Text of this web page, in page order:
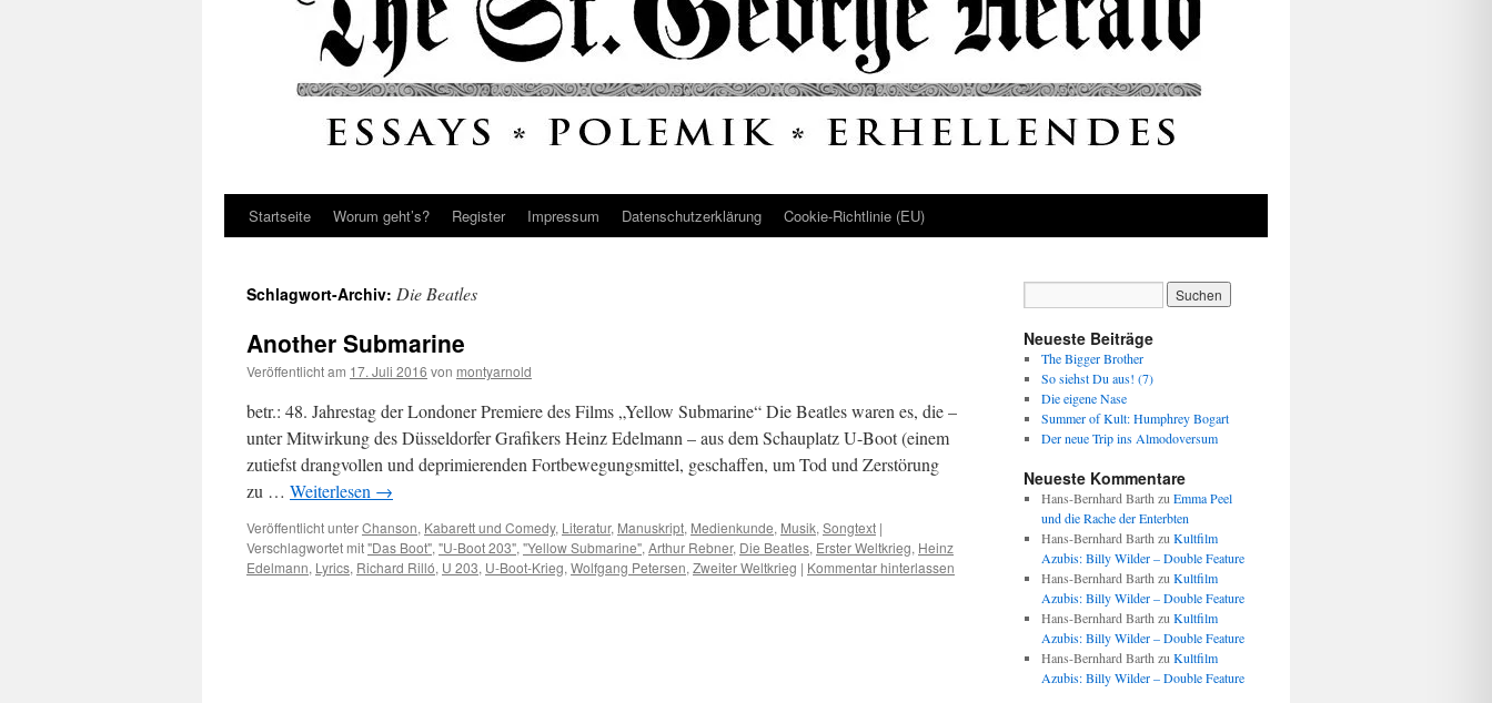
Startseite Worum geht’s? Register Impressum Datenschutz­erklärung Cookie-Richtlinie (EU)
Schlagwort-Archiv: Die Beatles
Another Submarine
Veröffentlicht am 17. Juli 2016 von montyarnold
betr.: 48. Jahrestag der Londoner Premiere des Films „Yellow Submarine“ Die Beatles waren es, die –
unter Mitwirkung des Düsseldorfer Grafikers Heinz Edelmann – aus dem Schauplatz U-Boot (einem
zutiefst drangvollen und deprimierenden Fortbewegungsmittel, geschaffen, um Tod und Zerstörung
zu … Weiterlesen →
Veröffentlicht unterChanson, Kabarett und Comedy, Literatur, Manuskript, Medienkunde, Musik, Songtext |
Verschlagwortet mit"Das Boot", "U-Boot 203", "Yellow Submarine", Arthur Rebner, Die Beatles, Erster Weltkrieg, Heinz
Edelmann, Lyrics, Richard Rilló, U 203, U-Boot-Krieg, Wolfgang Petersen, Zweiter Weltkrieg | Kommentar hinterlassen
Neueste Beiträge
The Bigger Brother
So siehst Du aus! (7)
Die eigene Nase
Summer of Kult: Humphrey Bogart
Der neue Trip ins Almodoversum
Neueste Kommentare
Hans-Bernhard Barth zu Emma Peel
und die Rache der Enterbten
Hans-Bernhard Barth zu Kultfilm
Azubis: Billy Wilder – Double Feature
Hans-Bernhard Barth zu Kultfilm
Azubis: Billy Wilder – Double Feature
Hans-Bernhard Barth zu Kultfilm
Azubis: Billy Wilder – Double Feature
Hans-Bernhard Barth zu Kultfilm
Azubis: Billy Wilder – Double Feature